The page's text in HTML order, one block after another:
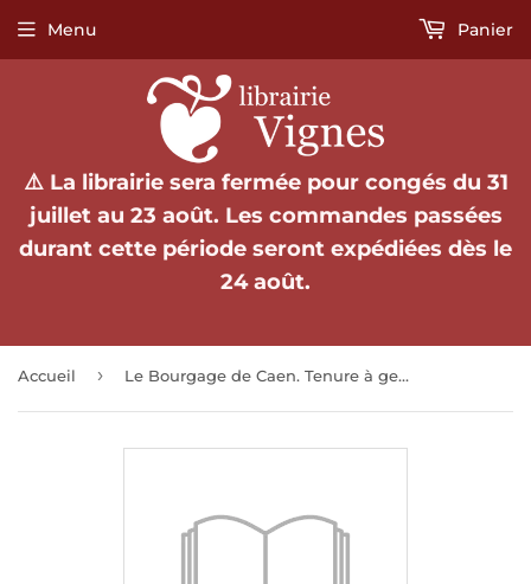
⚠️ La librairie sera fermée pour congés du 31
juillet au 23 août. Les commandes passées
durant cette période seront expédiées dès le
24 août.
Menu Panier
Accueil › Le Bourgage de Caen. Tenure à gens, tenure à rente (XIe - XVe siècles).